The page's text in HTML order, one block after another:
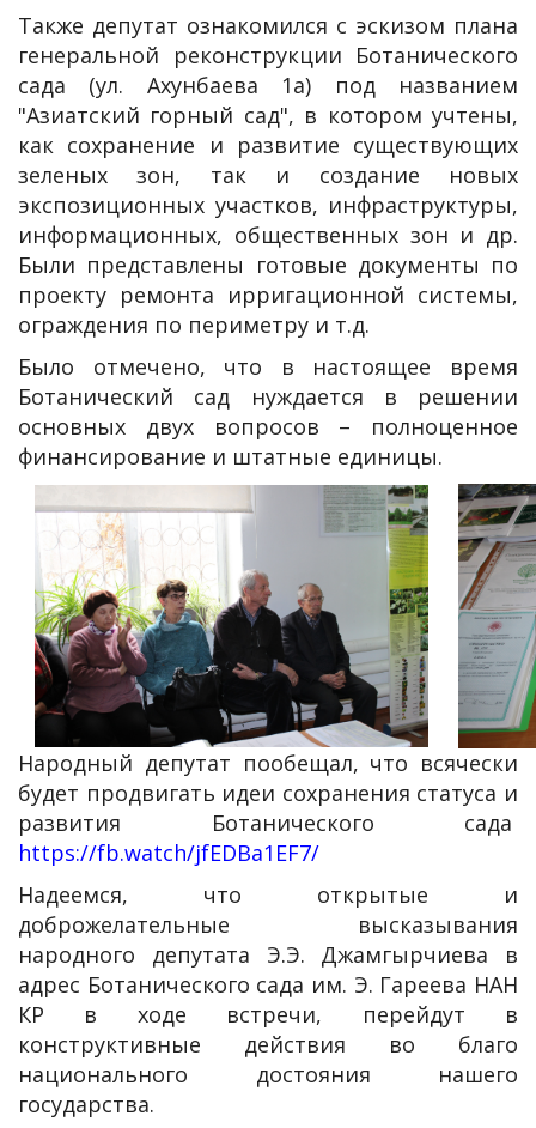
Также депутат ознакомился с эскизом плана
генеральной реконструкции Ботанического
сада (ул. Ахунбаева 1а) под названием
"Азиатский горный сад", в котором учтены,
как сохранение и развитие существующих
зеленых зон, так и создание новых
экспозиционных участков, инфраструктуры,
информационных, общественных зон и др.
Были представлены готовые документы по
проекту ремонта ирригационной системы,
ограждения по периметру и т.д.
Было отмечено, что в настоящее время
Ботанический сад нуждается в решении
основных двух вопросов – полноценное
финансирование и штатные единицы.
Народный депутат пообещал, что всячески
будет продвигать идеи сохранения статуса и
развития Ботанического сада
https://fb.watch/jfEDBa1EF7/
Надеемся, что открытые и
доброжелательные высказывания
народного депутата Э.Э. Джамгырчиева в
адрес Ботанического сада им. Э. Гареева НАН
КР в ходе встречи, перейдут в
конструктивные действия во благо
национального достояния нашего
государства.